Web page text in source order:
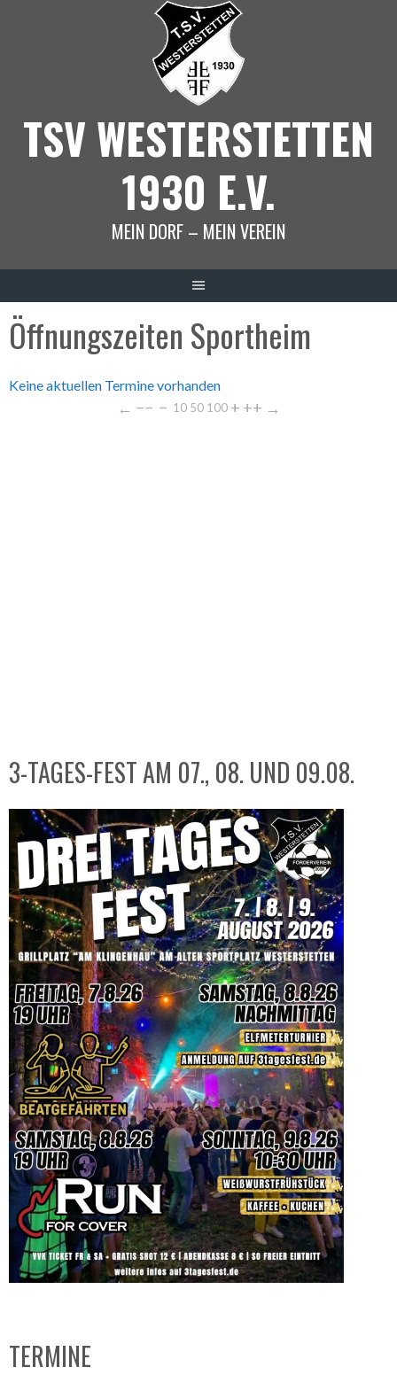
TSV WESTERSTETTEN
1930 E.V.
MEIN DORF – MEIN VEREIN
Öffnungszeiten Sportheim
Keine aktuellen Termine vorhanden
← −− − 10 50 100 + ++ →
3-TAGES-FEST AM 07., 08. UND 09.08.
TERMINE